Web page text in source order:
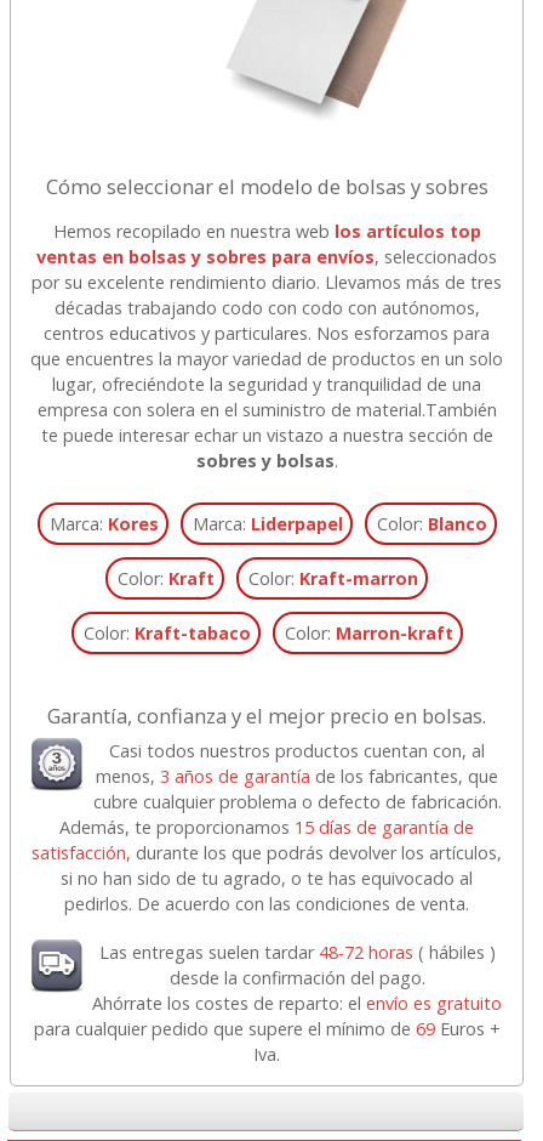
Cómo seleccionar el modelo de bolsas y sobres
Hemos recopilado en nuestra web los artículos top
ventas en bolsas y sobres para envíos, seleccionados
por su excelente rendimiento diario. Llevamos más de tres
décadas trabajando codo con codo con autónomos,
centros educativos y particulares. Nos esforzamos para
que encuentres la mayor variedad de productos en un solo
lugar, ofreciéndote la seguridad y tranquilidad de una
empresa con solera en el suministro de material.También
te puede interesar echar un vistazo a nuestra sección de
sobres y bolsas.
Marca: Kores Marca: Liderpapel Color: Blanco
Color: Kraft Color: Kraft-marron
Color: Kraft-tabaco Color: Marron-kraft
Garantía, confianza y el mejor precio en bolsas.
Casi todos nuestros productos cuentan con, al
menos,3 años de garantía de los fabricantes, que
cubre cualquier problema o defecto de fabricación.
Además, te proporcionamos 15 días de garantía de
satisfacción, durante los que podrás devolver los artículos,
si no han sido de tu agrado, o te has equivocado al
pedirlos. De acuerdo con las condiciones de venta.
Las entregas suelen tardar 48-72 horas ( hábiles )
desde la confirmación del pago.
Ahórrate los costes de reparto: elenvío es gratuito
para cualquier pedido que supere el mínimo de 69Euros +
Iva.